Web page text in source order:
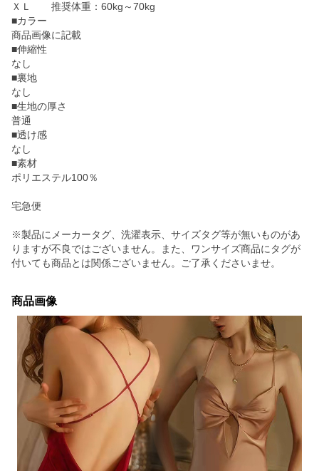
ＸＬ 推奨体重：60kg～70kg
■カラー
商品画像に記載
■伸縮性
なし
■裏地
なし
■生地の厚さ
普通
■透け感
なし
■素材
ポリエステル100％
宅急便
※製品にメーカータグ、洗濯表示、サイズタグ等が無いものがあ
りますが不良ではございません。また、ワンサイズ商品にタグが
付いても商品とは関係ございません。ご了承くださいませ。
商品画像